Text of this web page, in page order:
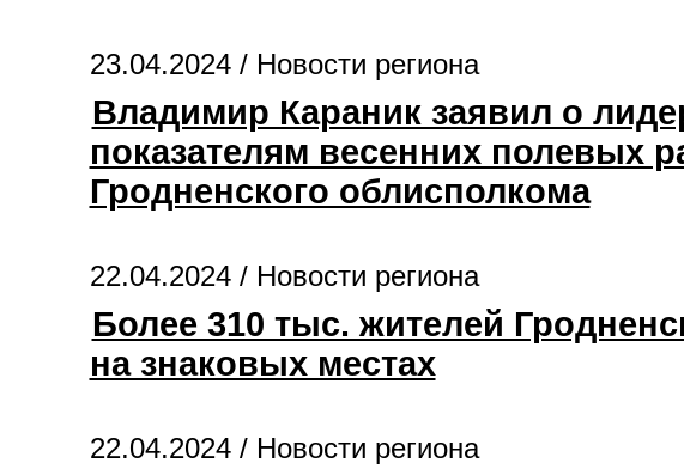
23.04.2024 / Новости региона
Владимир Караник заявил о
показателям весенних полевых
Гродненского облисполкома
22.04.2024 / Новости региона
Более 310 тыс. жителей
на знаковых местах
22.04.2024 / Новости региона